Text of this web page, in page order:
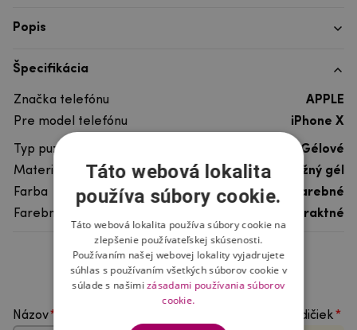
Popis
Špecifikácia
Značka telefónu
APPLE
Pre model telefónu
iPhone X
Typ puzdra
Gélové
Materiál
pružný gél
Farba
viacfarebné
Farebný motív
Abstraktné
Hodnotenie produktu
Názov Vyberte počet hviezdičiek
Táto webová lokalita
používa súbory cookie.
Táto webová lokalita používa súbory cookie na
zlepšenie používateľskej skúsenosti.
Používaním našej webovej lokality vyjadrujete
súhlas s používaním všetkých súborov cookie v
súlade s našimizásadami používania súborov
cookie.